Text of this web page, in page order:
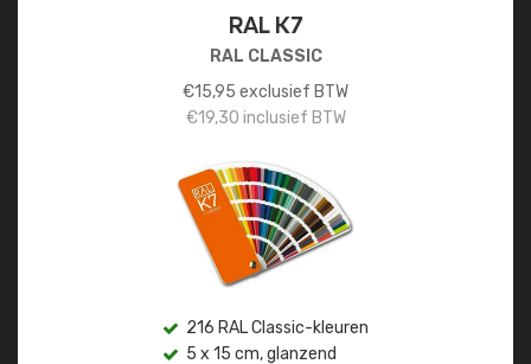
RAL K7
RAL CLASSIC
€15,95 exclusief BTW
€19,30 inclusief BTW
216 RAL Classic-kleuren
5 x 15 cm, glanzend